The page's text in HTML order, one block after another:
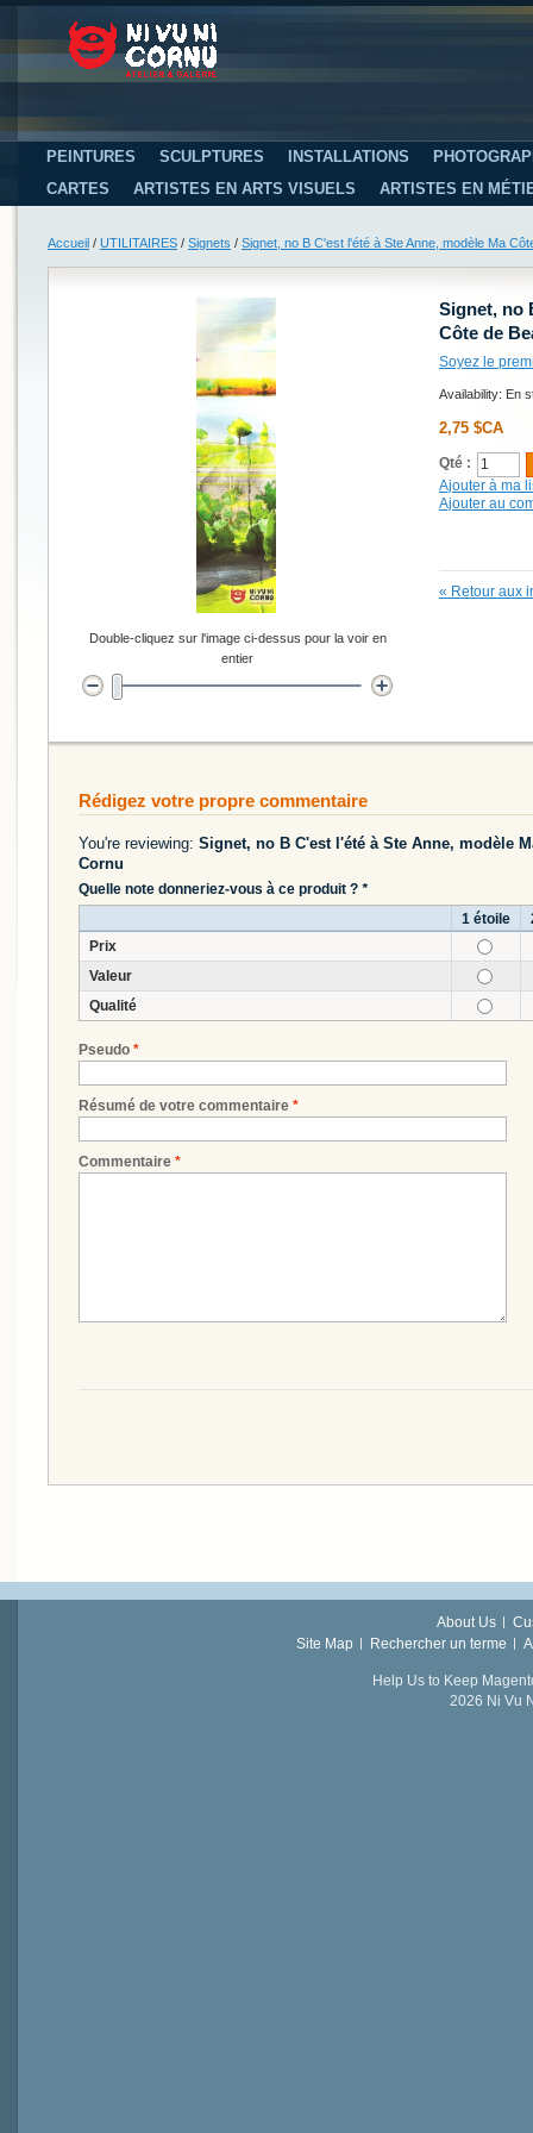
PEINTURES SCULPTURES INSTALLATIONS
CARTES
ARTISTES EN ARTS VISUELS ARTISTES EN
Accueil / UTILITAIRES / Signets / Signet, no B C'est l'été à Ste Anne, modèle Ma
Signet, no
Côte de
Soyez le
Availability: En
2,75 $CA
Qté :
Ajouter à ma
Ajouter au
« Retour aux
Double-cliquez sur l'image ci-dessus pour la voir en
entier
Rédigez votre propre commentaire
You're reviewing: Signet, no B C'est l'été à Ste Anne, modèle
Cornu
Quelle note donneriez-vous à ce produit ? *
1 étoile
Prix
Valeur
Qualité
*
Pseudo
*
Résumé de votre commentaire
*
Commentaire
About Us
Site Map
Rechercher un terme
Help Us to Keep
2026 Ni Vu